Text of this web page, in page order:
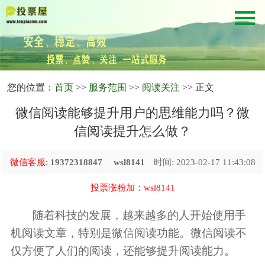
您的位置：首页 >> 服务范围 >> 阅读关注 >> 正文
微信阅读能够提升用户的思维能力吗？微
信阅读提升怎么做？
微信客服: 19372318847 wsl8141 时间: 2023-02-17 11:43:08
投票涨粉加：wsl8141
随着科技的发展，越来越多的人开始使用手
机阅读文章，特别是微信阅读功能。微信阅读不
仅方便了人们的阅读，还能够提升阅读能力。